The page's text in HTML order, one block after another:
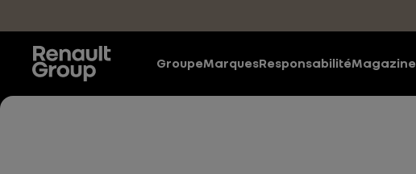
GroupeMarquesResponsabilitéMagazine